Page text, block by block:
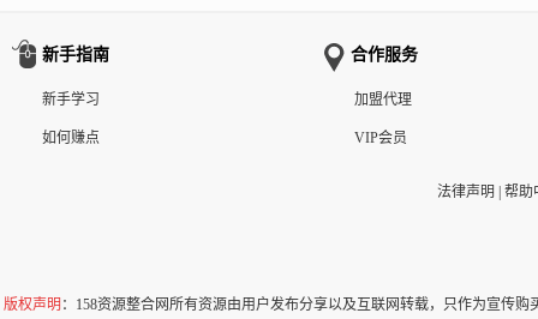
新手指南
新手学习
如何赚点
合作服务
加盟代理
VIP会员
法律声明 帮助
版权声明 ：158资源整合网所有资源由用户发布分享以及互联网转载，只作为宣传